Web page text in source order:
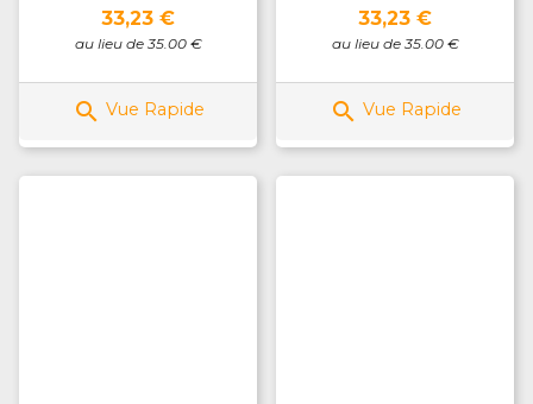
Prix
33,23 €
au lieu de 35.00 €
 Vue Rapide
Prix
33,23 €
au lieu de 35.00 €
 Vue Rapide